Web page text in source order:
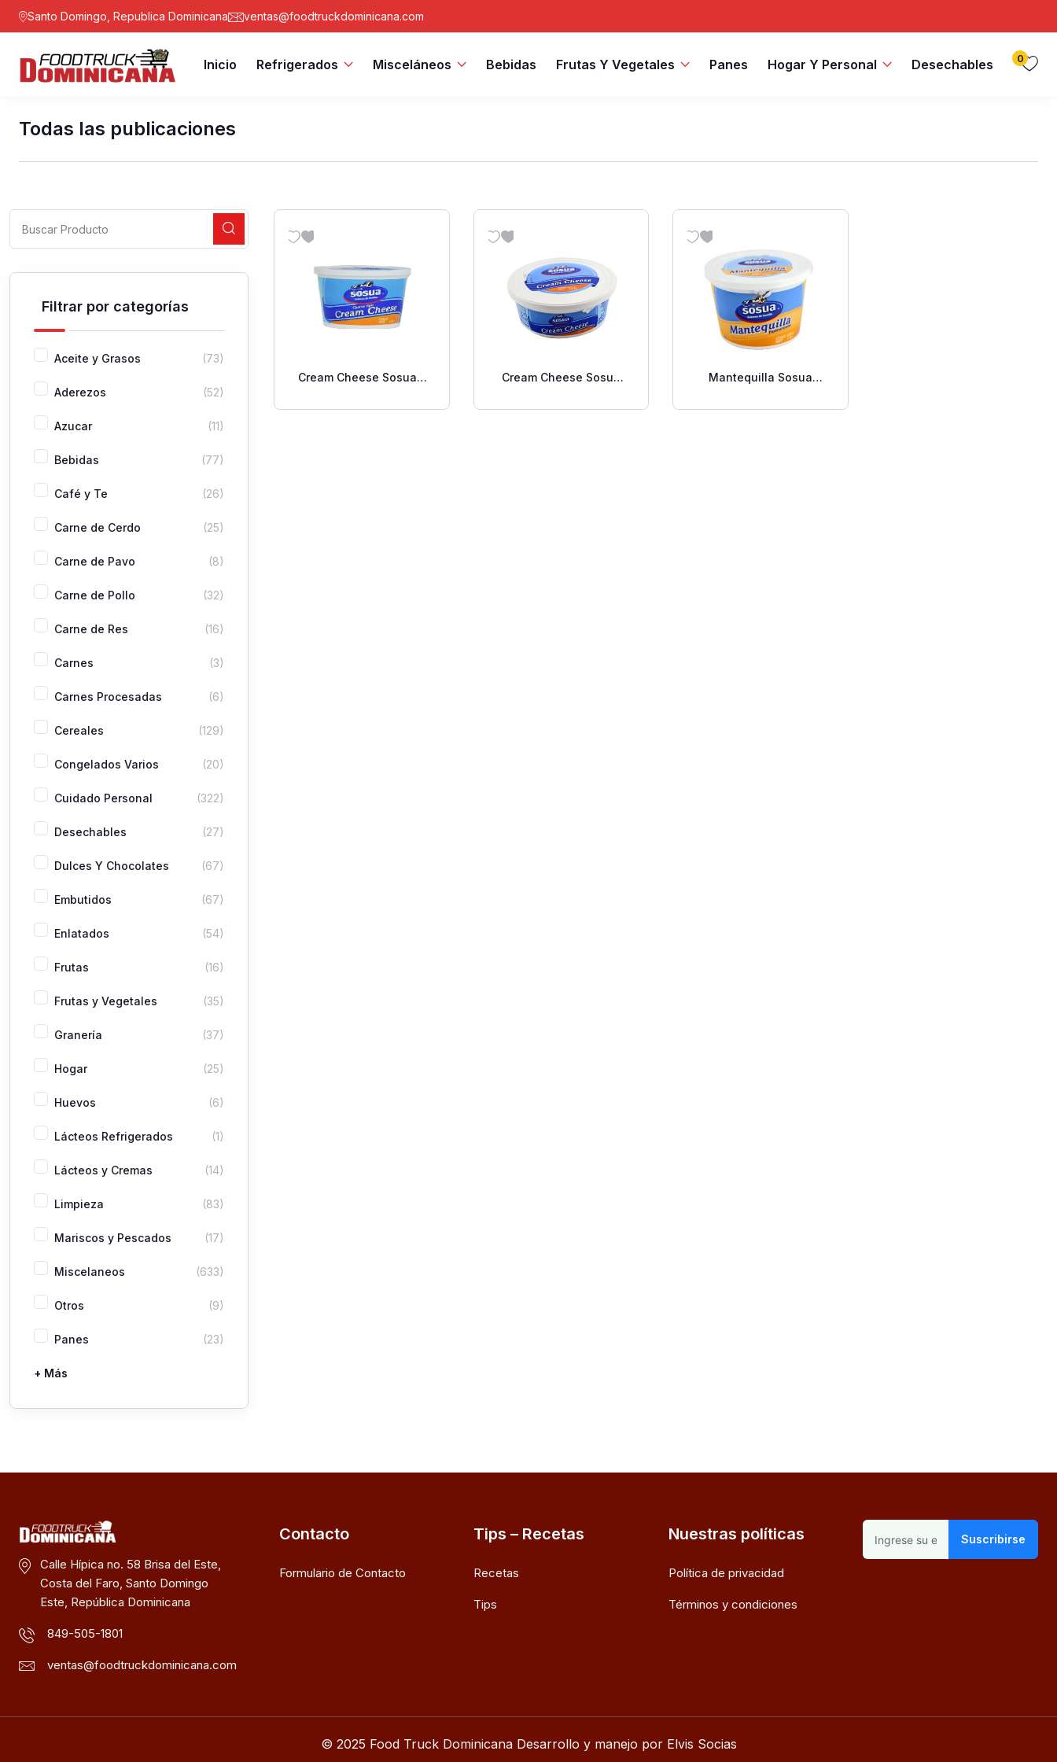
Santo Domingo, Republica Dominicana ventas@foodtruckdominicana.com
Inicio Refrigerados Misceláneos Bebidas Frutas Y Vegetales Panes Hogar Y Personal Desechables 0
Todas las publicaciones
Filtrar por categorías
Aceite y Grasos (73)
Aderezos (52)
Azucar (11)
Bebidas (77)
Café y Te (26)
Carne de Cerdo (25)
Carne de Pavo (8)
Carne de Pollo (32)
Carne de Res (16)
Carnes (3)
Carnes Procesadas (6)
Cereales (129)
Congelados Varios (20)
Cuidado Personal (322)
Desechables (27)
Dulces Y Chocolates (67)
Embutidos (67)
Enlatados (54)
Frutas (16)
Frutas y Vegetales (35)
Granería (37)
Hogar (25)
Huevos (6)
Lácteos Refrigerados (1)
Lácteos y Cremas (14)
Limpieza (83)
Mariscos y Pescados (17)
Miscelaneos (633)
Otros (9)
Panes (23)
Pastas
Picaderas
Sazones y Salsas
Vegetales
+ Más
Cream Cheese Sosua 1
Cream Cheese Sosua
Mantequilla Sosua
Calle Hípica no. 58 Brisa del Este,
Costa del Faro, Santo Domingo
Este, República Dominicana
849-505-1801
ventas@foodtruckdominicana.com
Contacto
Formulario de Contacto
Tips – Recetas
Recetas
Tips
Nuestras políticas
Política de privacidad
Términos y condiciones
Suscribirse
© 2025 Food Truck Dominicana Desarrollo y manejo por Elvis Socias